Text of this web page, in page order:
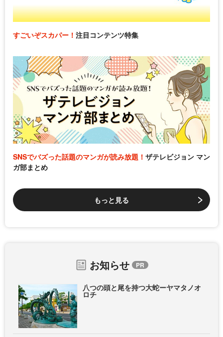
すごいぞスカパー！ 注目コンテンツ特集
SNSでバズった話題のマンガが読み放題！ ザテレビジョン マン
ガ部まとめ
もっと見る
お知らせ
八つの頭と尾を持つ大蛇ーヤマタノオ
ロチ